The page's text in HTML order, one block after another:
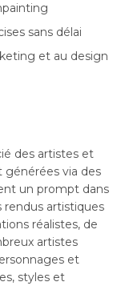
sans délai
et au design
des artistes et
générées via des
un prompt dans
rendus artistiques
réalistes, de
artistes
et
styles et